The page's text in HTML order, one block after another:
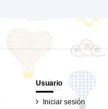
Usuario
Iniciar sesión